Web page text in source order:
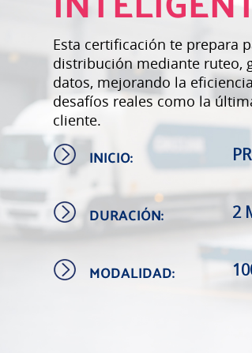
Esta certificación te prepara
distribución mediante ruteo,
datos, mejorando la
desafíos reales como la
cliente.
INICIO:
DURACIÓN: 2
MODALIDAD: